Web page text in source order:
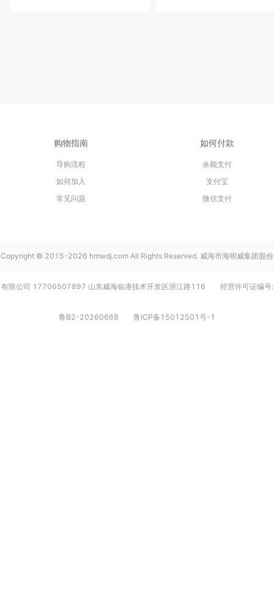
购物指南
导购流程
如何加入
常见问题
如何付款
余额支付
支付宝
微信支付
Copyright © 2015-2026 hmwdj.com All Rights Reserved. 威海市海明威集团股份
有限公司 17706507897 山东威海临港技术开发区浙江路116 经营许可证编号:
鲁B2-20260668 鲁ICP备15012501号-1